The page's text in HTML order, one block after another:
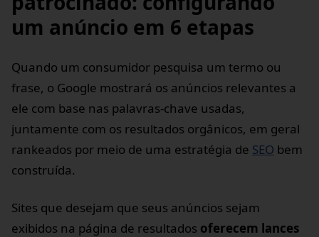
um anúncio em 6 etapas
Quando um consumidor pesquisa um termo ou
frase, o Google mostrará os anúncios relevantes a
ele com base nas palavras-chave usadas,
juntamente com os resultados orgânicos, em geral
rankeados por meio de uma estratégia de SEO bem
construída.
Sites que desejam que seus anúncios sejam
exibidos na página de resultados oferecem lances